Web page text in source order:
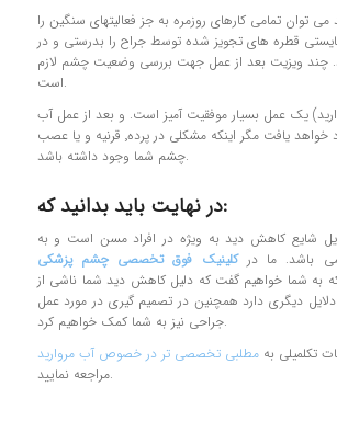
توان تمامي كارهاي روزمره به جز فعاليتهاي سنگين را
بايستي قطره هاي تجويز شده توسط جراح را بدرستي و در
چند ويزيت بعد از عمل جهت بررسی وضعيت چشم لازم
است.
يك عمل بسيار موفقيت آميز است. و بعد از عمل آب
مروارید قطعا ديد بهبود خواهد یافت مگر اينكه مشكلي در پرده٬ قرنيه و يا عصب
چشم شما وجود داشته باشد.
در نهایت باید بدانید که:
شايع كاهش ديد به ویژه در افراد مسن است و به
باشد. ما درکلینیک فوق تخصصی چشم پزشکی
به شما خواهیم گفت كه دلیل كاهش ديد شما ناشي از
ديگري دارد همچنین در تصميم گيري در مورد عمل
جراحي نيز به شما كمك خواهیم کرد.
تکلمیلی بهمطلبی تخصصی تر در خصوص آب مروارید
مراجعه نمایید.